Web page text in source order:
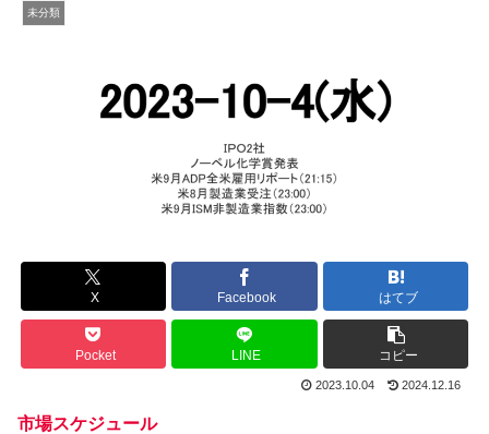
未分類
X Facebook はてブ
Pocket LINE コピー
2023.10.04 2024.12.16
市場スケジュール